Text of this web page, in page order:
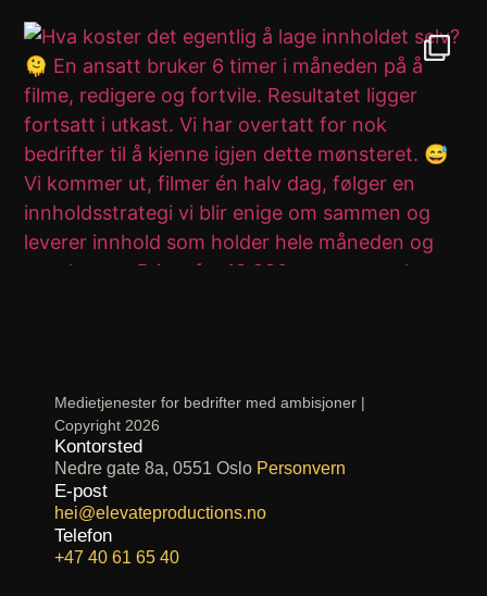
Medietjenester for bedrifter med ambisjoner |
Copyright 2026
Kontorsted
Nedre gate 8a, 0551 Oslo Personvern
E-post
hei@elevateproductions.no
Telefon
+47 40 61 65 40